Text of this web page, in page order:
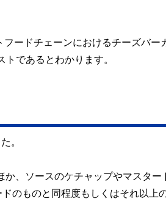
ードチェーンにおけるチーズバー
であるとわかります。
。
、ソースのケチャップやマスター
のものと同程度もしくはそれ以上